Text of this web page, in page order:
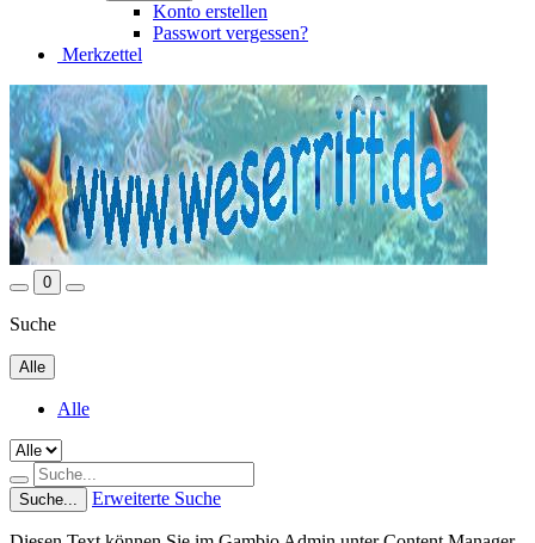
Konto erstellen
Passwort vergessen?
Merkzettel
0
Suche
Alle
Alle
Suche... Erweiterte Suche